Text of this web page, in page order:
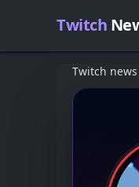
Twitch
Twitch news